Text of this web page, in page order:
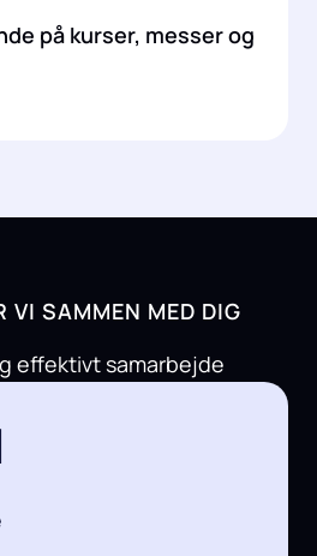
på kurser, messer og
VI SAMMEN MED DIG
effektivt samarbejde